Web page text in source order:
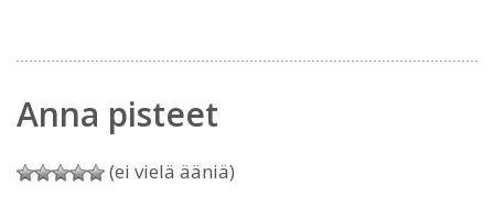
Anna pisteet
(ei vielä ääniä)